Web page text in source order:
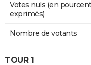
Votes nuls (en
exprimés)
Nombre de votants
TOUR 1